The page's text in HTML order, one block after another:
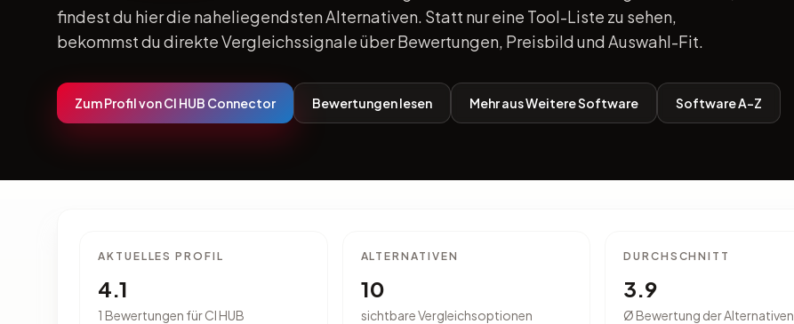
findest du hier die naheliegendsten Alternativen. Statt nur eine Tool-Liste zu sehen,
bekommst du direkte Vergleichssignale über Bewertungen, Preisbild und Auswahl-Fit.
Zum Profil von CI HUB Connector Bewertungen lesen Mehr aus Weitere Software Software A-Z
AKTUELLES PROFIL
4.1
1 Bewertungen für CI HUB
ALTERNATIVEN
10
sichtbare Vergleichsoptionen
DURCHSCHNITT
3.9
Ø Bewertung der Alternativen